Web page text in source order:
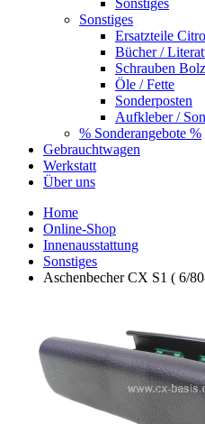
Sonstiges
Ersatzteile
Bücher /
Schrauben
Öle / Fette
Sonderposten
Aufkleber /
% Sonderangebote %
Gebrauchtwagen
Werkstatt
Über uns
Home
Online-Shop
Innenausstattung
Sonstiges
Aschenbecher CX S1 ( 6/